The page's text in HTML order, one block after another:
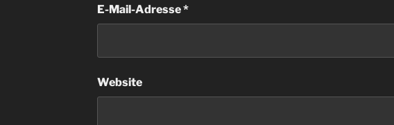
E-Mail-Adresse*
Website